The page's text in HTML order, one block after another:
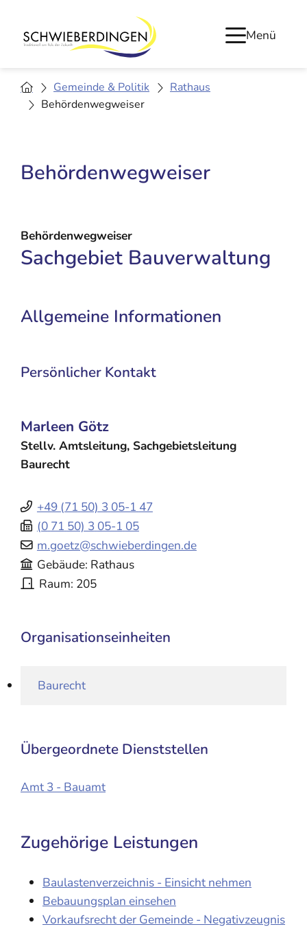
Menü
Gemeinde & Politik
Rathaus
Behördenwegweiser
Behördenwegweiser
Behördenwegweiser
Sachgebiet Bauverwaltung
Allgemeine Informationen
Persönlicher Kontakt
Marleen Götz
Stellv. Amtsleitung, Sachgebietsleitung
Baurecht
+49 (71 50) 3 05-1 47
(0 71 50) 3 05-1 05
m.goetz@schwieberdingen.de
Gebäude Rathaus
Raum 205
Organisationseinheiten
Baurecht
Übergeordnete Dienststellen
Amt 3 - Bauamt
Zugehörige Leistungen
Baulastenverzeichnis - Einsicht nehmen
Bebauungsplan einsehen
Vorkaufsrecht der Gemeinde - Negativzeugnis